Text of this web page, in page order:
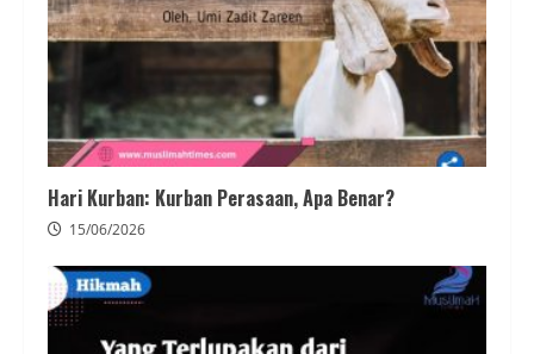
Hari Kurban: Kurban Perasaan, Apa Benar?
15/06/2026